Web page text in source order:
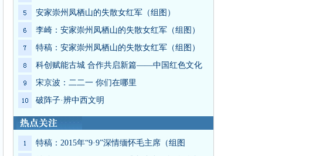
安家崇州凤栖山的失散女红军（组图）
李崎：安家崇州凤栖山的失散女红军（组图）
特稿：安家崇州凤栖山的失散女红军（组图）
科创赋能古城 合作共启新篇——中国红色文化
宋京波：二二一 你们在哪里
破阵子·辨中西文明
特稿：2015年“9·9”深情缅怀毛主席（组图